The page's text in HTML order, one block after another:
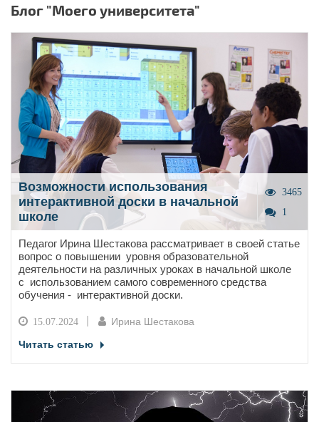
Блог "Моего университета"
Возможности использования
интерактивной доски в начальной
школе
3465
1
Педагог Ирина Шестакова рассматривает в своей статье
вопрос о повышении уровня образовательной
деятельности на различных уроках в начальной школе
с использованием самого современного средства
обучения - интерактивной доски.
15.07.2024
Ирина Шестакова
Читать статью